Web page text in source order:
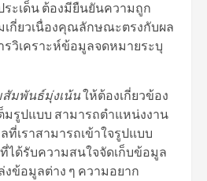
ระเด็น ต้องมียืนยันความถูก
กี่ยวเนื่องคุณลักษณะตรงกับผล
วิเคราะห์ข้อมูลจดหมายระบุ
มพันธ์มุ่งเน้นให้ต้องเกี่ยวข้อง
มรูปแบบ สามารถตำแหน่งงาน
เราสามารถเข้าใจรูปแบบ
ได้รับความสนใจจัดเก็บข้อมูล
ข้อมูลต่าง ๆ ความอยาก